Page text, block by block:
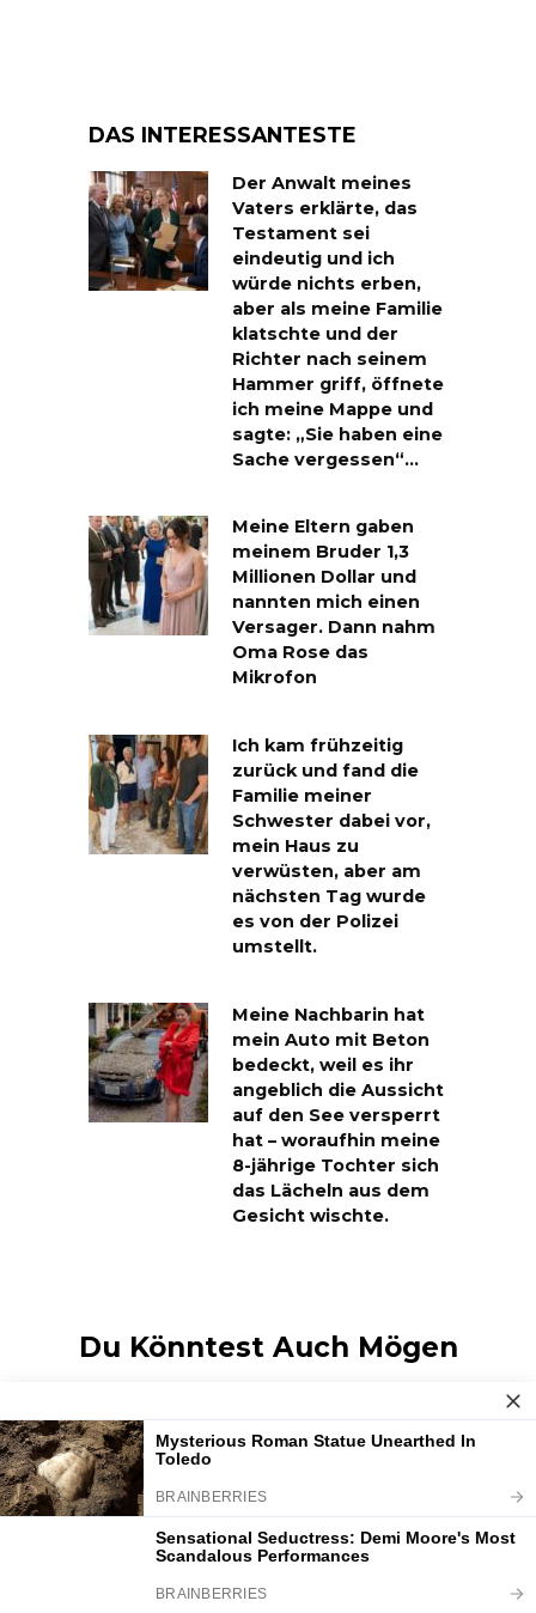
DAS INTERESSANTESTE
Der Anwalt meines
Vaters erklärte, das
Testament sei
eindeutig und ich
würde nichts erben,
aber als meine Familie
klatschte und der
Richter nach seinem
Hammer griff, öffnete
ich meine Mappe und
sagte: „Sie haben eine
Sache vergessen“…
Meine Eltern gaben
meinem Bruder 1,3
Millionen Dollar und
nannten mich einen
Versager. Dann nahm
Oma Rose das
Mikrofon
Ich kam frühzeitig
zurück und fand die
Familie meiner
Schwester dabei vor,
mein Haus zu
verwüsten, aber am
nächsten Tag wurde
es von der Polizei
umstellt.
Meine Nachbarin hat
mein Auto mit Beton
bedeckt, weil es ihr
angeblich die Aussicht
auf den See versperrt
hat – woraufhin meine
8-jährige Tochter sich
das Lächeln aus dem
Gesicht wischte.
Du Könntest Auch Mögen